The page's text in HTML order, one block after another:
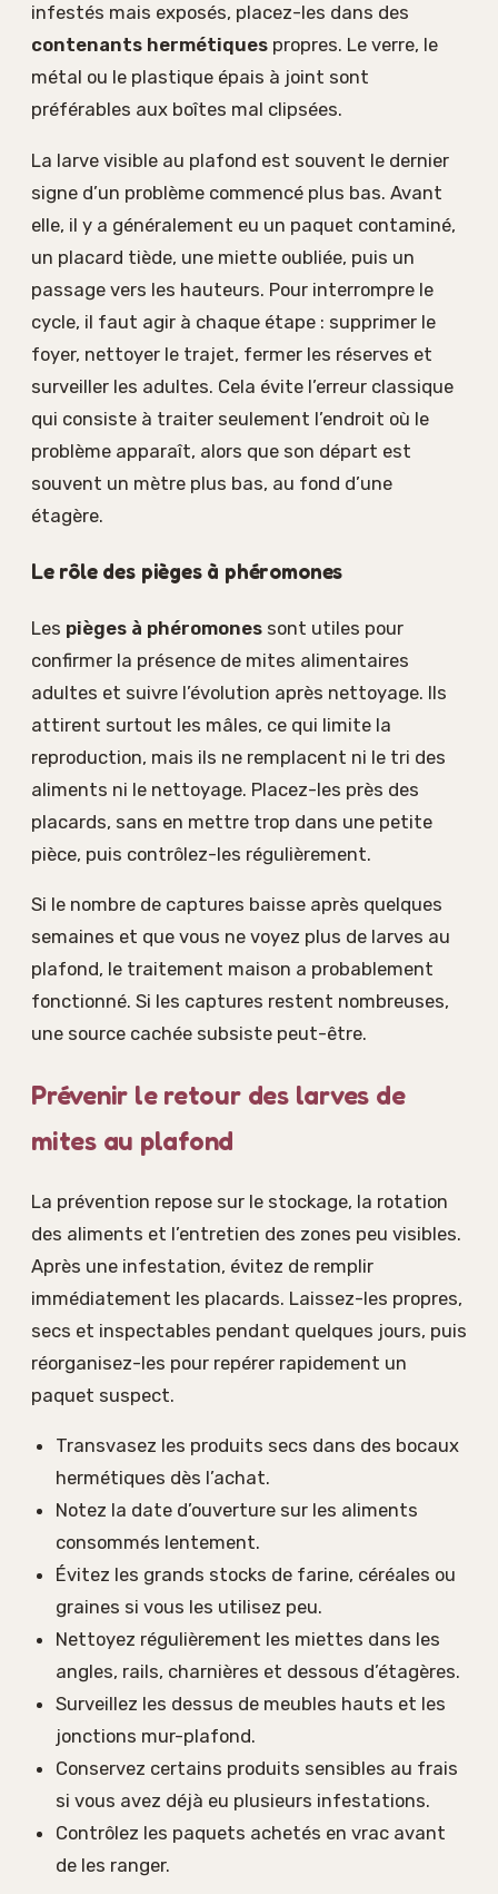
infestés mais exposés, placez-les dans des
contenants hermétiques propres. Le verre, le
métal ou le plastique épais à joint sont
préférables aux boîtes mal clipsées.
La larve visible au plafond est souvent le dernier
signe d’un problème commencé plus bas. Avant
elle, il y a généralement eu un paquet contaminé,
un placard tiède, une miette oubliée, puis un
passage vers les hauteurs. Pour interrompre le
cycle, il faut agir à chaque étape : supprimer le
foyer, nettoyer le trajet, fermer les réserves et
surveiller les adultes. Cela évite l’erreur classique
qui consiste à traiter seulement l’endroit où le
problème apparaît, alors que son départ est
souvent un mètre plus bas, au fond d’une
étagère.
Le rôle des pièges à phéromones
Les pièges à phéromones sont utiles pour
confirmer la présence de mites alimentaires
adultes et suivre l’évolution après nettoyage. Ils
attirent surtout les mâles, ce qui limite la
reproduction, mais ils ne remplacent ni le tri des
aliments ni le nettoyage. Placez-les près des
placards, sans en mettre trop dans une petite
pièce, puis contrôlez-les régulièrement.
Si le nombre de captures baisse après quelques
semaines et que vous ne voyez plus de larves au
plafond, le traitement maison a probablement
fonctionné. Si les captures restent nombreuses,
une source cachée subsiste peut-être.
Prévenir le retour des larves de
mites au plafond
La prévention repose sur le stockage, la rotation
des aliments et l’entretien des zones peu visibles.
Après une infestation, évitez de remplir
immédiatement les placards. Laissez-les propres,
secs et inspectables pendant quelques jours, puis
réorganisez-les pour repérer rapidement un
paquet suspect.
Transvasez les produits secs dans des bocaux
hermétiques dès l’achat.
Notez la date d’ouverture sur les aliments
consommés lentement.
Évitez les grands stocks de farine, céréales ou
graines si vous les utilisez peu.
Nettoyez régulièrement les miettes dans les
angles, rails, charnières et dessous d’étagères.
Surveillez les dessus de meubles hauts et les
jonctions mur-plafond.
Conservez certains produits sensibles au frais
si vous avez déjà eu plusieurs infestations.
Contrôlez les paquets achetés en vrac avant
de les ranger.